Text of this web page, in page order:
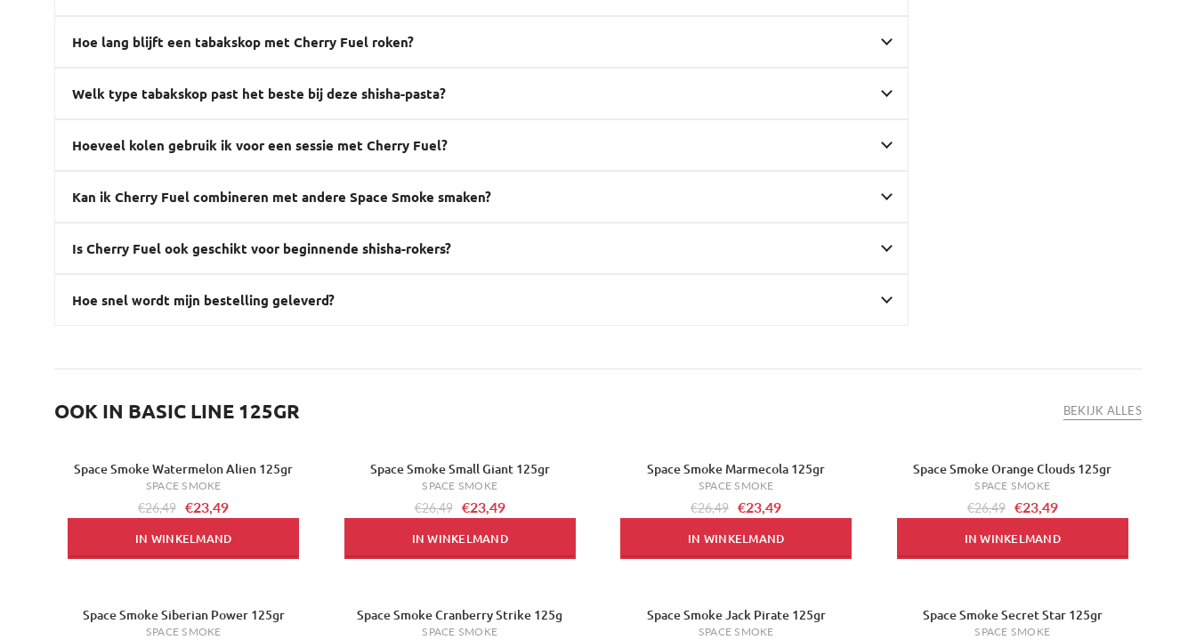
Hoe lang blijft een tabakskop met Cherry Fuel roken?
Welk type tabakskop past het beste bij deze shisha-pasta?
Hoeveel kolen gebruik ik voor een sessie met Cherry Fuel?
Kan ik Cherry Fuel combineren met andere Space Smoke smaken?
Is Cherry Fuel ook geschikt voor beginnende shisha-rokers?
Hoe snel wordt mijn bestelling geleverd?
OOK IN BASIC LINE 125GR BEKIJK ALLES
-11%
Space Smoke Watermelon Alien 125gr
SPACE SMOKE
€26,49 €23,49
IN WINKELMAND
-11%Space Smoke Small Giant 125gr
SPACE SMOKE
€26,49 €23,49
IN WINKELMAND
Space Smoke Marmecola 125gr
SPACE SMOKE
€26,49 €23,49
IN WINKELMAND
-11%Space Smoke Orange Clouds 125gr
SPACE SMOKE
€26,49 €23,49
IN WINKELMAND
-11%
Space Smoke Siberian Power 125gr
SPACE SMOKE
-11%
Space Smoke Cranberry Strike 125g
SPACE SMOKE
Space Smoke Jack Pirate 125gr
SPACE SMOKE
-11%Space Smoke Secret Star 125gr
SPACE SMOKE